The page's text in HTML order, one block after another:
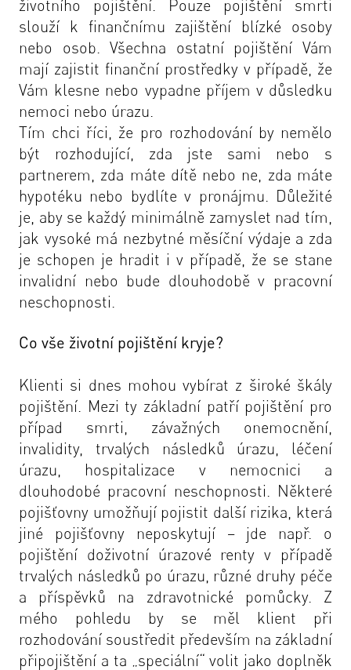
životního pojištění. Pouze pojištění smrti
slouží k finančnímu zajištění blízké osoby
nebo osob. Všechna ostatní pojištění Vám
mají zajistit finanční prostředky v případě, že
Vám klesne nebo vypadne příjem v důsledku
nemoci nebo úrazu.
Tím chci říci, že pro rozhodování by nemělo
být rozhodující, zda jste sami nebo s
partnerem, zda máte dítě nebo ne, zda máte
hypotéku nebo bydlíte v pronájmu. Důležité
je, aby se každý minimálně zamyslet nad tím,
jak vysoké má nezbytné měsíční výdaje a zda
je schopen je hradit i v případě, že se stane
invalidní nebo bude dlouhodobě v pracovní
neschopnosti.
Co vše životní pojištění kryje?
Klienti si dnes mohou vybírat z široké škály
pojištění. Mezi ty základní patří pojištění pro
případ smrti, závažných onemocnění,
invalidity, trvalých následků úrazu, léčení
úrazu, hospitalizace v nemocnici a
dlouhodobé pracovní neschopnosti. Některé
pojišťovny umožňují pojistit další rizika, která
jiné pojišťovny neposkytují – jde např. o
pojištění doživotní úrazové renty v případě
trvalých následků po úrazu, různé druhy péče
a příspěvků na zdravotnické pomůcky. Z
mého pohledu by se měl klient při
rozhodování soustředit především na základní
připojištění a ta „speciální“ volit jako doplněk